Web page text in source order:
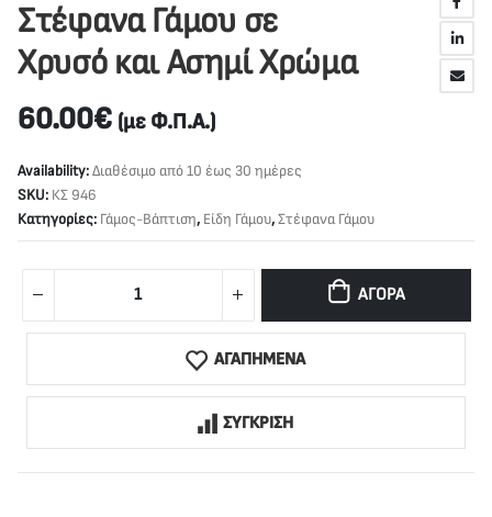
Στέφανα Γάμου σε
Χρυσό και Ασημί Χρώμα
60.00€ (με Φ.Π.Α.)
Availability:Διαθέσιμο από 10 έως 30 ημέρες
SKU: ΚΣ 946
Κατηγορίες: Γάμος-Βάπτιση, Είδη Γάμου,Στέφανα Γάμου
ΑΓΟΡΆ
ΑΓΑΠΗΜΕΝΑ
ΣΥΓΚΡΙΣΗ